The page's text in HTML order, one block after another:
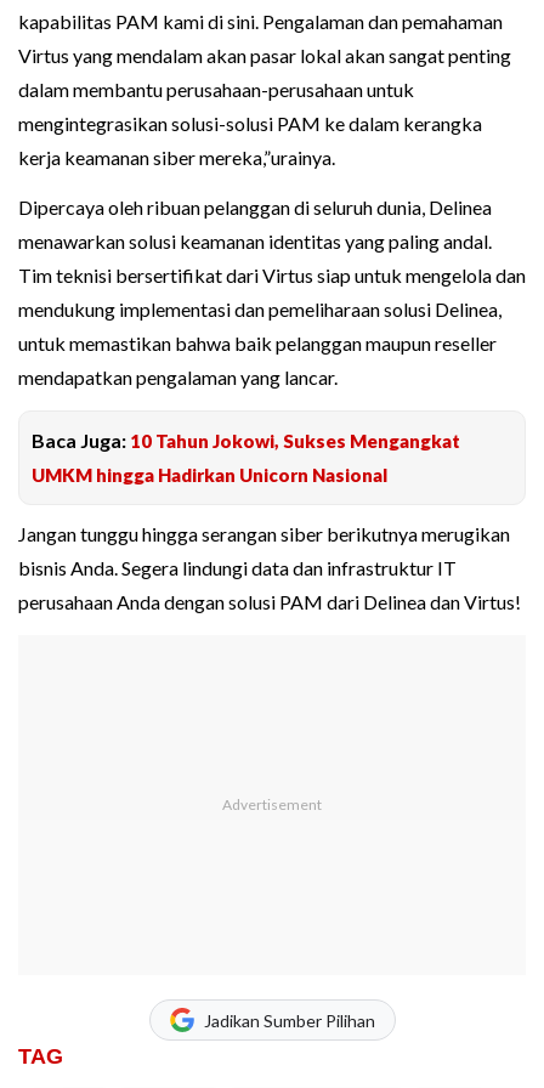
kapabilitas PAM kami di sini. Pengalaman dan pemahaman
Virtus yang mendalam akan pasar lokal akan sangat penting
dalam membantu perusahaan-perusahaan untuk
mengintegrasikan solusi-solusi PAM ke dalam kerangka
kerja keamanan siber mereka,”urainya.
Dipercaya oleh ribuan pelanggan di seluruh dunia, Delinea
menawarkan solusi keamanan identitas yang paling andal.
Tim teknisi bersertifikat dari Virtus siap untuk mengelola dan
mendukung implementasi dan pemeliharaan solusi Delinea,
untuk memastikan bahwa baik pelanggan maupun reseller
mendapatkan pengalaman yang lancar.
Baca Juga: 10 Tahun Jokowi, Sukses Mengangkat
UMKM hingga Hadirkan Unicorn Nasional
Jangan tunggu hingga serangan siber berikutnya merugikan
bisnis Anda. Segera lindungi data dan infrastruktur IT
perusahaan Anda dengan solusi PAM dari Delinea dan Virtus!
Jadikan Sumber Pilihan
TAG